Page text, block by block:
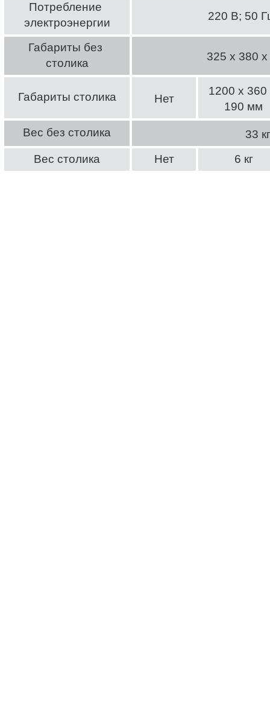
Потребление
электроэнергии
220 В; 50
Габариты без
столика
325 х 380
Габариты столика Нет
1200 х 360
190 мм
Вес без столика
33
Вес столика
Нет 6 кг